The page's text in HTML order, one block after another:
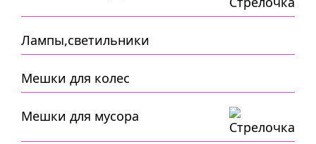
Лампы,светильники
Мешки для колес
Мешки для мусора